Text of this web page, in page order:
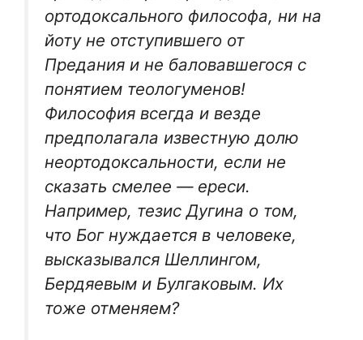
ортодоксального философа, ни на
йоту не отступившего от
Предания и не баловавшегося с
понятием теологуменов!
Философия всегда и везде
предполагала известную долю
неортодоксальности, если не
сказать смелее — ереси.
Например, тезис Дугина о том,
что Бог нуждается в человеке,
высказывался Шеллингом,
Бердяевым и Булгаковым. Их
тоже отменяем?